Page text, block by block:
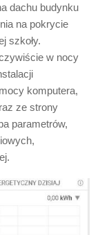
dachu budynku
na pokrycie
szkoły.
w nocy
komputera,
ze strony
parametrów,